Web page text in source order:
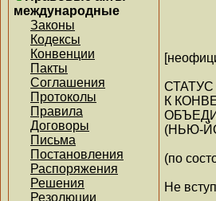
международные
Законы
Кодексы
Конвенции
Пакты
Соглашения
Протоколы
Правила
Договоры
Письма
Постановления
Распоряжения
Решения
Резолюции
К
(НЬЮ-
(по
Не